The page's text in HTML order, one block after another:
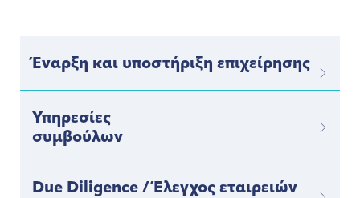
Έναρξη και υποστήριξη επιχείρησης
Υπηρεσίες
συμβούλων
Due Diligence / Έλεγχος εταιρειών